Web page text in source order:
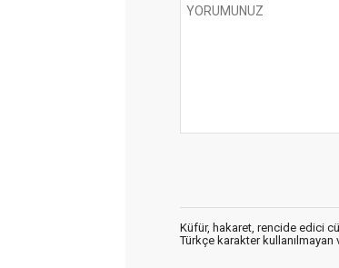
Küfür, hakaret, rencide edici
Türkçe karakter kullanılmayan